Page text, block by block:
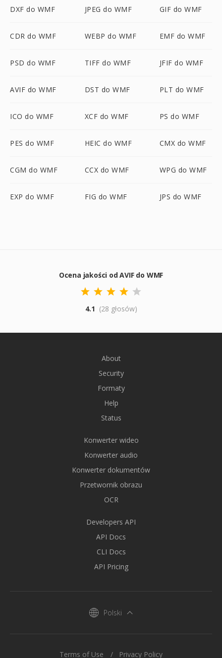
DXF do WMF JPEG do WMF GIF do WMF
CDR do WMF WEBP do WMF EMF do WMF
PSD do WMF TIFF do WMF JFIF do WMF
AVIF do WMF DST do WMF PLT do WMF
ICO do WMF XCF do WMF PS do WMF
PES do WMF HEIC do WMF CMX do WMF
CGM do WMF CCX do WMF WPG do WMF
EXP do WMF FIG do WMF JPS do WMF
Ocena jakości od AVIF do WMF
4.1 (28 głosów)
About
Security
Formaty
Help
Status
Konwerter wideo
Konwerter audio
Konwerter dokumentów
Przetwornik obrazu
OCR
Developers API
API Docs
CLI Docs
API Pricing
Polski
Terms of Use Privacy Policy